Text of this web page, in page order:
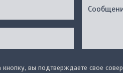
вы подтверждаете свое